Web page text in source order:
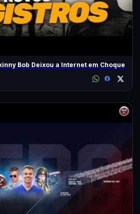
Bob Deixou a Internet em Choque